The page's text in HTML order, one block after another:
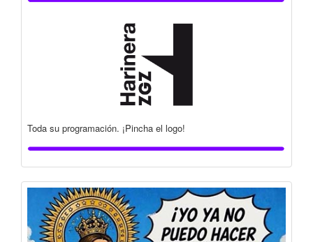
Toda su programación. ¡Pincha el logo!